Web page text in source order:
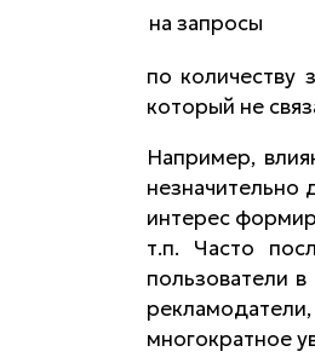
по количеству
который не
Например,
незначительно
интерес
т.п. Часто
пользователи
многократное